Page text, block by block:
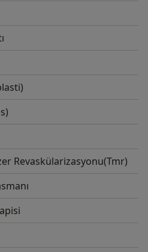
Revaskülarizasyonu(Tmr)